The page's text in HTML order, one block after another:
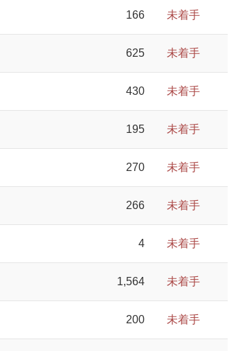
166 未着手
625 未着手
430 未着手
195 未着手
270 未着手
266 未着手
4 未着手
1,564 未着手
200 未着手